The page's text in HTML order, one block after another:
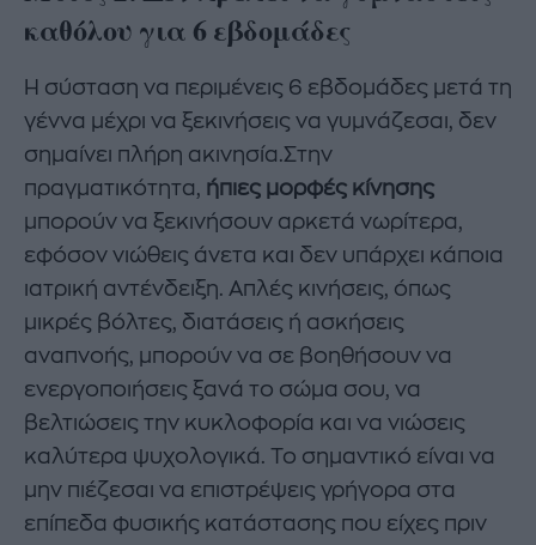
καθόλου για 6 εβδομάδες
Η σύσταση να περιμένεις 6 εβδομάδες μετά τη
γέννα μέχρι να ξεκινήσεις να γυμνάζεσαι, δεν
σημαίνει πλήρη ακινησία.Στην
πραγματικότητα, ήπιες μορφές κίνησης
μπορούν να ξεκινήσουν αρκετά νωρίτερα,
εφόσον νιώθεις άνετα και δεν υπάρχει κάποια
ιατρική αντένδειξη. Απλές κινήσεις, όπως
μικρές βόλτες, διατάσεις ή ασκήσεις
αναπνοής, μπορούν να σε βοηθήσουν να
ενεργοποιήσεις ξανά το σώμα σου, να
βελτιώσεις την κυκλοφορία και να νιώσεις
καλύτερα ψυχολογικά. Το σημαντικό είναι να
μην πιέζεσαι να επιστρέψεις γρήγορα στα
επίπεδα φυσικής κατάστασης που είχες πριν